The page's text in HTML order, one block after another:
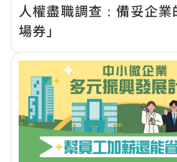
人權盡職調查：備妥企業
場券」